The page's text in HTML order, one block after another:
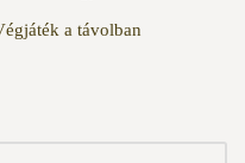
a távolban